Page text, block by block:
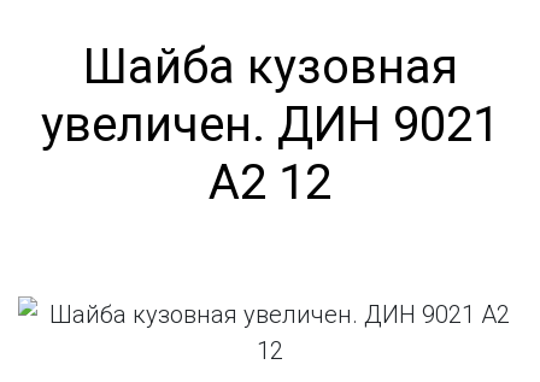
Шайба кузовная
увеличен. ДИН 9021
А2 12